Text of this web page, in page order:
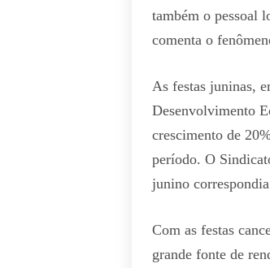
também o pessoal
comenta o
As festas juninas,
Desenvolvimento
crescimento de
período. O
junino
Com as festas
grande fonte de